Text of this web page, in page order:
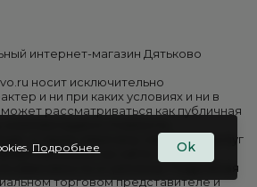
интернет-магазин Дятьково
носит исключительно
и ни при каких условиях и ни в
рассматриваться как публичная
и стоимость
а также перечень сервисных услуг
на сайте. Цены на
зависимости от региона. Подробная
торговом представителе и
Подробнее Ok